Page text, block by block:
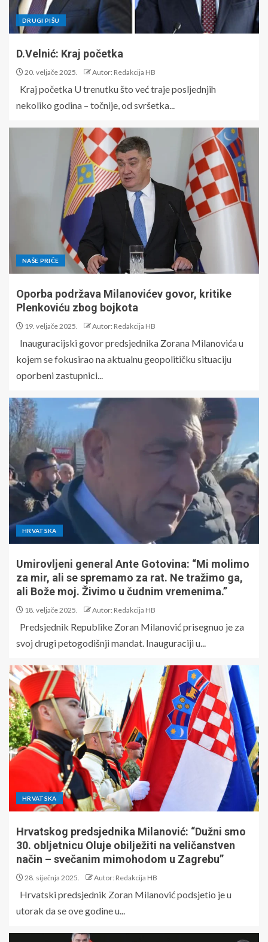
DRUGI PIŠU
D.Velnić: Kraj početka
20. veljače 2025. Autor: Redakcija HB
Kraj početka U trenutku što već traje posljednjih
nekoliko godina – točnije, od svršetka...
NAŠE PRIČE
Oporba podržava Milanovićev govor, kritike
Plenkoviću zbog bojkota
19. veljače 2025. Autor: Redakcija HB
Inauguracijski govor predsjednika Zorana Milanovića u
kojem se fokusirao na aktualnu geopolitičku situaciju
oporbeni zastupnici...
HRVATSKA
Umirovljeni general Ante Gotovina: “Mi molimo
za mir, ali se spremamo za rat. Ne tražimo ga,
ali Bože moj. Živimo u čudnim vremenima.”
18. veljače 2025. Autor: Redakcija HB
Predsjednik Republike Zoran Milanović prisegnuo je za
svoj drugi petogodišnji mandat. Inauguraciji u...
HRVATSKA
Hrvatskog predsjednika Milanović: “Dužni smo
30. obljetnicu Oluje obilježiti na veličanstven
način – svečanim mimohodom u Zagrebu”
28. siječnja 2025. Autor: Redakcija HB
Hrvatski predsjednik Zoran Milanović podsjetio je u
utorak da se ove godine u...